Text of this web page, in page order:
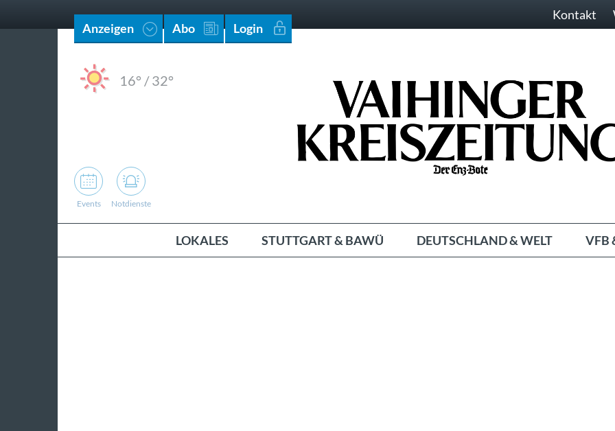
Anzeigen Abo Login
Kontakt
16° /32°
Events Notdienste
LOKALES STUTTGART & BAWÜ DEUTSCHLAND & WELT VFB